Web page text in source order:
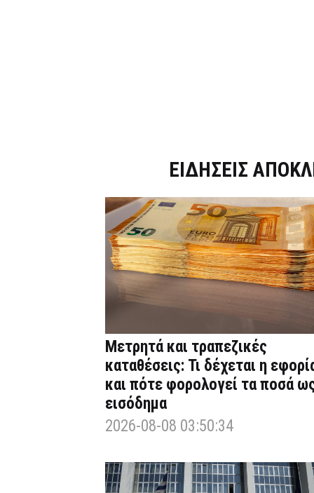
ΕΙΔΗΣΕΙΣ
Μετρητά και τραπεζικές
καταθέσεις: Τι δέχεται η
και πότε φορολογεί τα ποσά
εισόδημα
2026-08-08 03:50:34